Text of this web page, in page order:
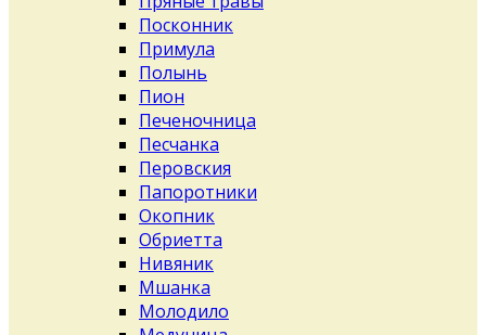
Посконник
Примула
Полынь
Пион
Печеночница
Песчанка
Перовския
Папоротники
Окопник
Обриетта
Нивяник
Мшанка
Молодило